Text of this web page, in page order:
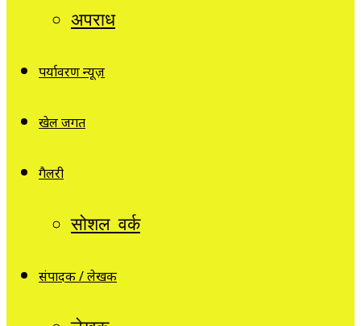
अपराध
पर्यावरण न्यूज़
खेल जगत
गैलरी
सोशल वर्क
संपादक / लेखक